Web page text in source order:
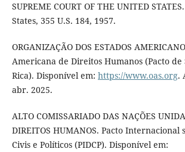
SUPREME COURT OF THE UNITED
States, 355 U.S. 184, 1957.
ORGANIZAÇÃO DOS ESTADOS
Americana de Direitos Humanos (Pacto de
Rica). Disponível em: https://www.oas.org.
abr. 2025.
ALTO COMISSARIADO DAS NAÇÕES
DIREITOS HUMANOS. Pacto Internacional
Civis e Políticos (PIDCP). Disponível em: